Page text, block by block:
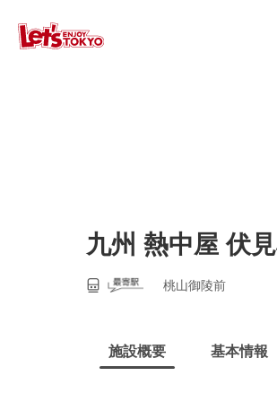
九州 熱中屋 伏
桃山御陵前
施設概要 基本情報